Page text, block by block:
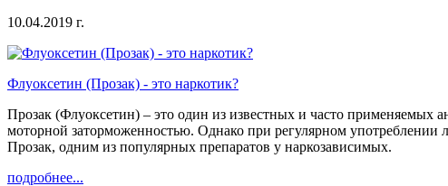
10.04.2019 г.
Флуоксетин (Прозак) - это наркотик?
Прозак (Флуоксетин) – это один из известных и часто применяемых
моторной заторможенностью. Однако при регулярном употреблении
Прозак, одним из популярных препаратов у наркозависимых.
подробнее...